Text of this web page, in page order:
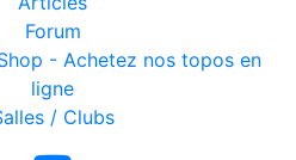
Forum
- Achetez nos topos en
ligne
/ Clubs